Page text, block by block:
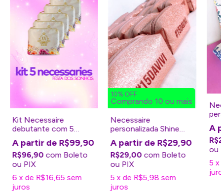
Kit Necessaire
debutante com 5
unidades
R$99,90
R$96,90 com Boleto
6 x de R$16,65 sem
juros
10% OFF
Comprando 10 ou mais
Necessaire
personalizada Shine
para maquiagem -
Lembrancinha 15 anos
R$29,90
R$29,00com Boleto
5 xde R$5,98 sem
juros
5 x